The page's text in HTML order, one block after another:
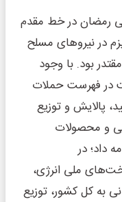
رمضان در خط مقدم
در نیرو‌های مسلح
بود. با وجود
در فهرست حملات
پالایش و توزیع
و محصولات
داد؛ در
ملی انرژی،
به کل کشور، توزیع